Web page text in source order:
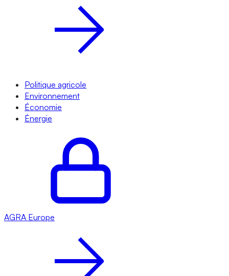
Politique agricole
Environnement
Économie
Énergie
AGRA Europe